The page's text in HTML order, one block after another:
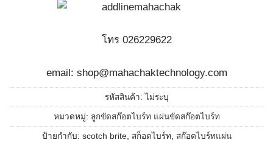
โทร 026229622
email: shop@mahachaktechnology.com
รหัสสินค้า: ไม่ระบุ
หมวดหมู่: ลูกขัดสก๊อตไบร์ท แผ่นขัดสก๊อตไบร์ท
ป้ายกำกับ: scotch brite, สก็อตไบร์ท, สก๊อตไบร์ทแผ่น